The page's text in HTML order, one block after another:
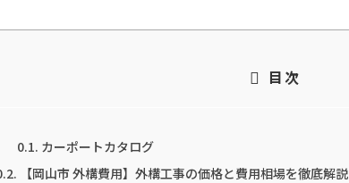
目次
カーポートカタログ
【岡山市 外構費用】外構工事の価格と費用相場を徹底解説